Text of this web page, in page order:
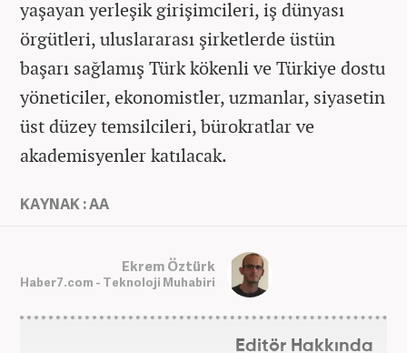
yaşayan yerleşik girişimcileri, iş dünyası
örgütleri, uluslararası şirketlerde üstün
başarı sağlamış Türk kökenli ve Türkiye dostu
yöneticiler, ekonomistler, uzmanlar, siyasetin
üst düzey temsilcileri, bürokratlar ve
akademisyenler katılacak.
KAYNAK : AA
Ekrem Öztürk
Haber7.com - Teknoloji Muhabiri
Editör Hakkında